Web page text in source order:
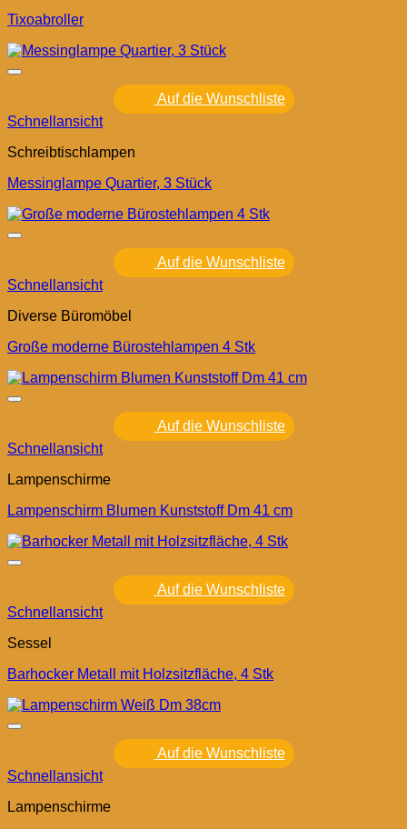
Tixoabroller
Auf die Wunschliste
Schnellansicht
Schreibtischlampen
Messinglampe Quartier, 3 Stück
Auf die Wunschliste
Schnellansicht
Diverse Büromöbel
Große moderne Bürostehlampen 4 Stk
Auf die Wunschliste
Schnellansicht
Lampenschirme
Lampenschirm Blumen Kunststoff Dm 41 cm
Auf die Wunschliste
Schnellansicht
Sessel
Barhocker Metall mit Holzsitzfläche, 4 Stk
Auf die Wunschliste
Schnellansicht
Lampenschirme